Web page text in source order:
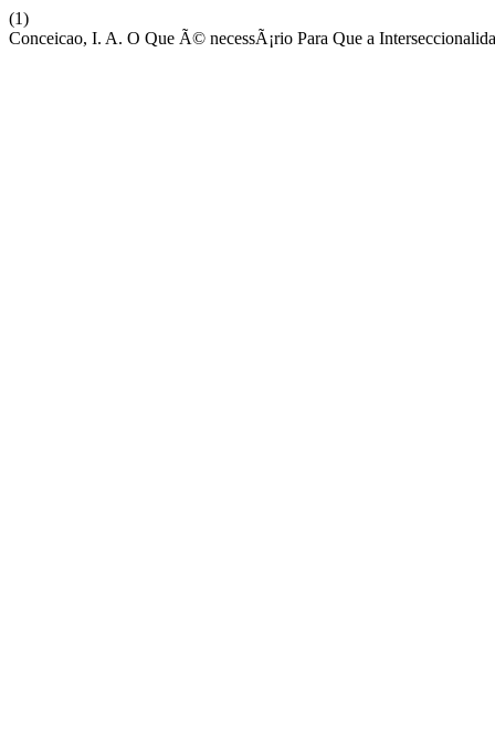
(1)
Conceicao, I. A. O Que Ã© necessÃ¡rio Para Que a